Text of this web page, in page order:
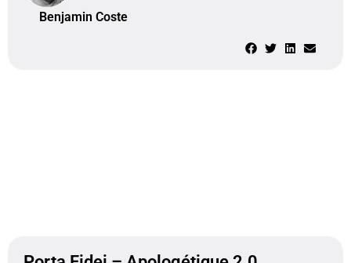
Benjamin Coste